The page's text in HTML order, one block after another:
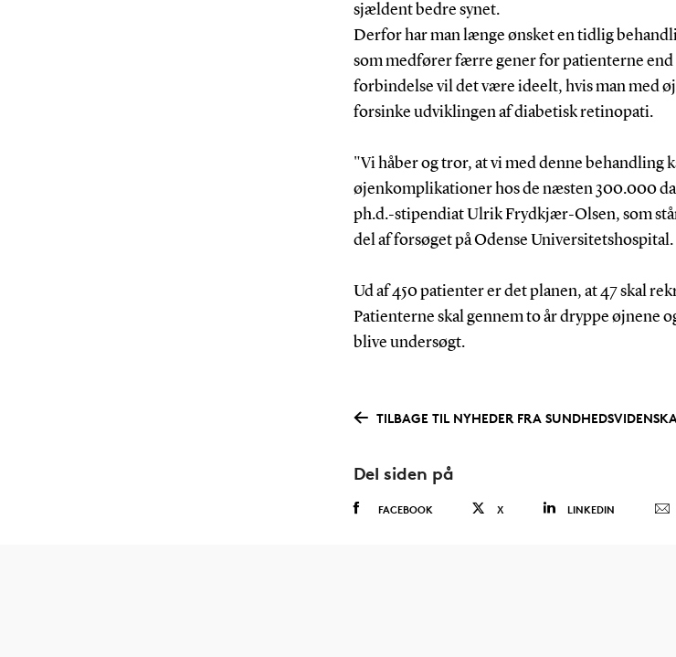
sjældent bedre synet.
Derfor har man længe ønsket en tidlig
som medfører færre gener for patienterne end
forbindelse vil det være ideelt, hvis man med
forsinke udviklingen af diabetisk retinopati.
"Vi håber og tror, at vi med denne behandling
øjenkomplikationer hos de næsten 300.000
ph.d.-stipendiat Ulrik Frydkjær-Olsen, som
del af forsøget på Odense Universitetshospital.
Ud af 450 patienter er det planen, at 47 skal
Patienterne skal gennem to år dryppe øjnene
blive undersøgt.
TILBAGE TIL NYHEDER FRA
Del siden på
FACEBOOK X LINKEDIN